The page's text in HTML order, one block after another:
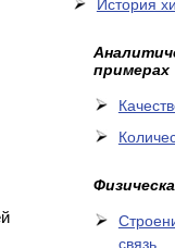
История
примерах
связь